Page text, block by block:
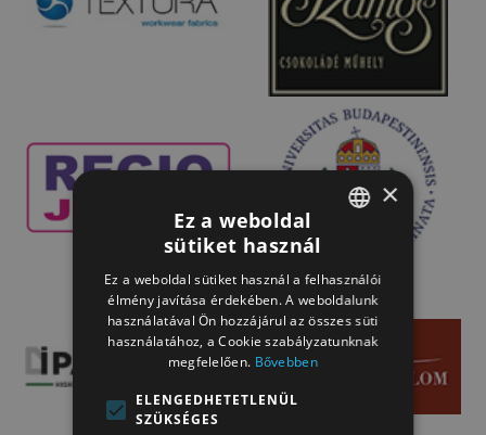
HUNGARIAN
HUNGARIAN
×
Ez a weboldal
sütiket használ
Ez a weboldal sütiket használ a felhasználói
élmény javítása érdekében. A weboldalunk
használatával Ön hozzájárul az összes süti
használatához, a Cookie szabályzatunknak
megfelelően. Bővebben
ELENGEDHETETLENÜL
SZÜKSÉGES